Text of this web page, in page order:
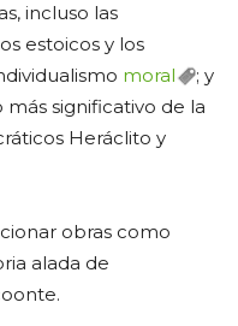
incluso las
estoicos y los
moral
; y
significativo de la
Heráclito y
obras como
alada de